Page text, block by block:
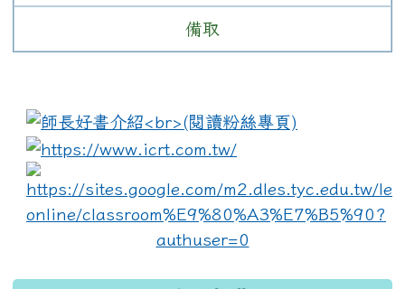
備取
link to https://